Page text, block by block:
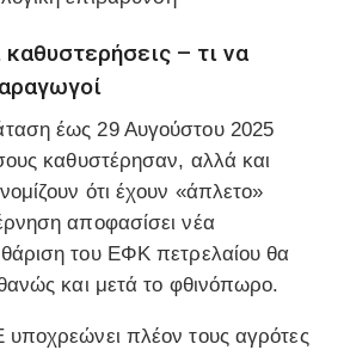
– τι να
έως 29 Αυγούστου 2025
καθυστέρησαν, αλλά και
ότι έχουν «άπλετο»
αποφασίσει νέα
του ΕΦΚ πετρελαίου θα
και μετά το φθινόπωρο.
υποχρεώνει πλέον τους αγρότες